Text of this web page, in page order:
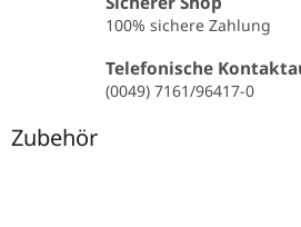
100% sichere Zahlung
Telefonische
(0049) 7161/96417-0
Zubehör